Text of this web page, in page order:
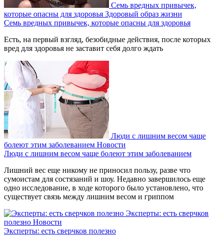
Семь вредных привычек,
которые опасны для здоровья Здоровый образ жизни
Семь вредных привычек, которые опасны для здоровья
Есть, на первый взгляд, безобидные действия, после которых
вред для здоровья не заставит себя долго ждать
Люди с лишним весом чаще
болеют этим заболеванием Новости
Люди с лишним весом чаще болеют этим заболеванием
Лишний вес еще никому не приносил пользу, разве что
сумоистам для состязаний и шоу. Недавно завершилось еще
одно исследование, в ходе которого было установлено, что
существует связь между лишним весом и гриппом
Эксперты: есть сверчков
полезно Новости
Эксперты: есть сверчков полезно